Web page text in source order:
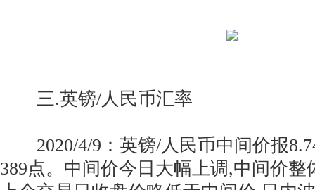
三.英镑/人民币汇率
2020/4/9：英镑/人民币中间价报
389点。中间价今日大幅上调,中间价整